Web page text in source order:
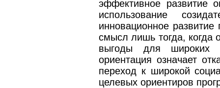
эффективное развитие
использование
инновационное
смысл лишь тогда, когда
выгоды для широких
ориентация означает
переход к широкой
целевых ориентиров